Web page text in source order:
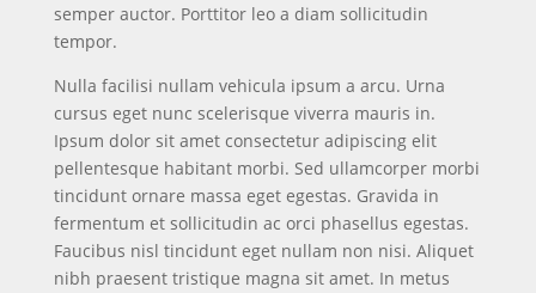
semper auctor. Porttitor leo a diam sollicitudin
tempor.
Nulla facilisi nullam vehicula ipsum a arcu. Urna
cursus eget nunc scelerisque viverra mauris in.
Ipsum dolor sit amet consectetur adipiscing elit
pellentesque habitant morbi. Sed ullamcorper morbi
tincidunt ornare massa eget egestas. Gravida in
fermentum et sollicitudin ac orci phasellus egestas.
Faucibus nisl tincidunt eget nullam non nisi. Aliquet
nibh praesent tristique magna sit amet. In metus